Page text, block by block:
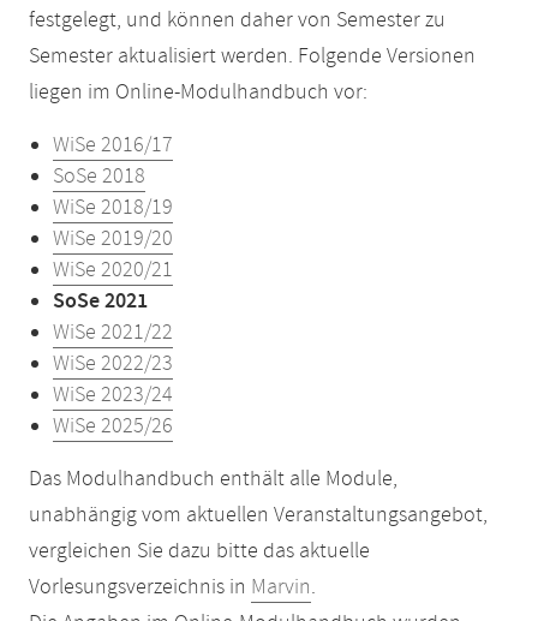
festgelegt, und können daher von Semester zu
Semester aktualisiert werden. Folgende Versionen
liegen im Online-Modulhandbuch vor:
WiSe 2016/17
SoSe 2018
WiSe 2018/19
WiSe 2019/20
WiSe 2020/21
SoSe 2021
WiSe 2021/22
WiSe 2022/23
WiSe 2023/24
WiSe 2025/26
Das Modulhandbuch enthält alle Module,
unabhängig vom aktuellen Veranstaltungsangebot,
vergleichen Sie dazu bitte das aktuelle
Vorlesungsverzeichnis in Marvin.